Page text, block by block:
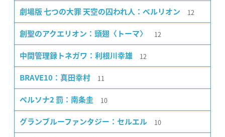
劇場版 七つの大罪 天空の囚われ人：ベルリオン 12
創聖のアクエリオン：頭翅〈トーマ〉 12
中間管理録トネガワ：利根川幸雄 12
BRAVE10：真田幸村 11
ペルソナ2 罰：南条圭 10
グランブルーファンタジー：セルエル 10